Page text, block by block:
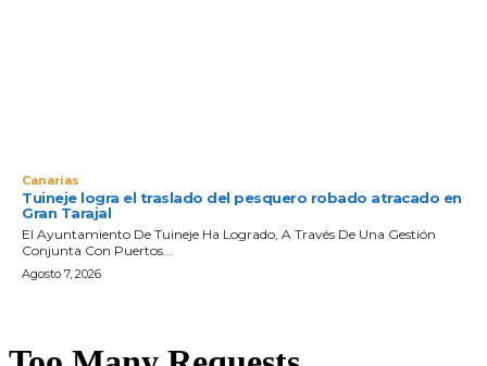
Canarias
Tuineje logra el traslado del pesquero robado atracado en
Gran Tarajal
El Ayuntamiento De Tuineje Ha Logrado, A Través De Una Gestión
Conjunta Con Puertos...
Agosto 7, 2026